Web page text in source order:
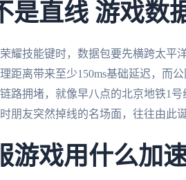
是直线 游戏数
耀技能键时，数据包要先横跨太平
距离带来至少150ms基础延迟，而
路拥堵，就像早八点的北京地铁1
朋友突然掉线的名场面，往往由此诞
游戏用什么加